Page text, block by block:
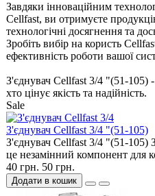
Завдяки інноваційним
Cellfast, ви отримуєте
технологічні досягнення та
Зробіть вибір на користь
ефективність роботи вашої
З'єднувач Cellfast 3/4 "(51-105)
хто цінує якість та надійність.
Sale
З'єднувач Cellfast 3/4 "(51-105)
З'єднувач Cellfast 3/4 "(51-105)
це незамінний компонент для
40 грн. 50 грн.
Додати в кошик